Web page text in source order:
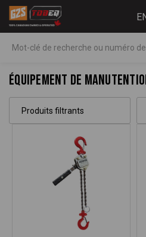
Équipement de
Produits filtrants